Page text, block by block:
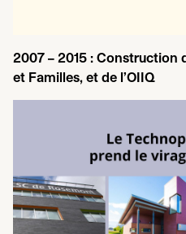
2007 – 2015 : Construction
et Familles, et de l’OIIQ